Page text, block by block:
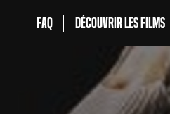
FAQ Découvrir les films